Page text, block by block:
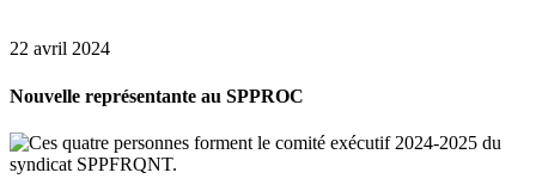
22 avril 2024
Nouvelle représentante au SPPROC